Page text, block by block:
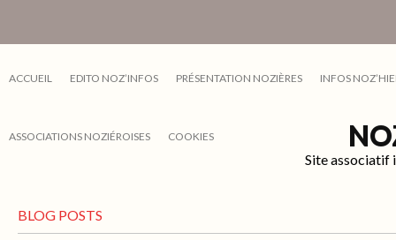
ACCUEIL EDITO NOZ’INFOS PRÉSENTATION NOZIÈRES INFOS
ASSOCIATIONS NOZIÉROISES COOKIES
Site associatif
BLOG POSTS